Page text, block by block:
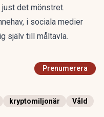
det mönstret.
i sociala medier
själv till måltavla.
Prenumerera
kryptomiljonär Våld